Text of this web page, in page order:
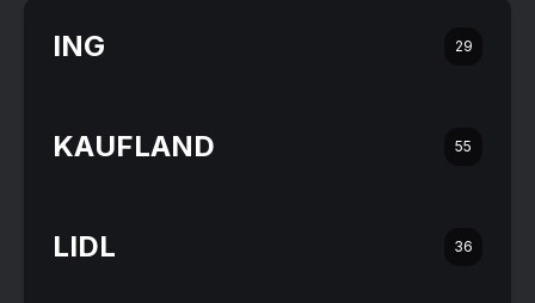
ING 29
KAUFLAND 55
LIDL 36